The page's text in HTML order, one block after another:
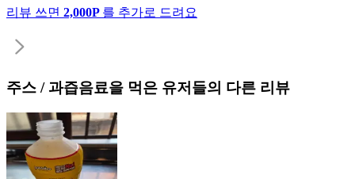
리뷰 쓰면 2,000P 를 추가로 드려요
주스 / 과즙음료을 먹은 유저들의 다른 리뷰